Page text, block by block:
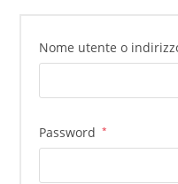
Nome utente o
Password *